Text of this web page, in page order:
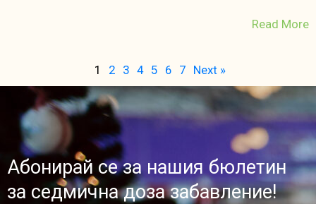
Read More
1 2 3 4 5 6 7 Next »
Абонирай се за нашия бюлетин
за седмична доза забавление!